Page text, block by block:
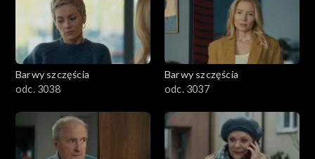
Barwy szczęścia
odc. 3038
Barwy szczęścia
odc. 3037